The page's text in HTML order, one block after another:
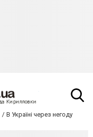
В Україні через негоду